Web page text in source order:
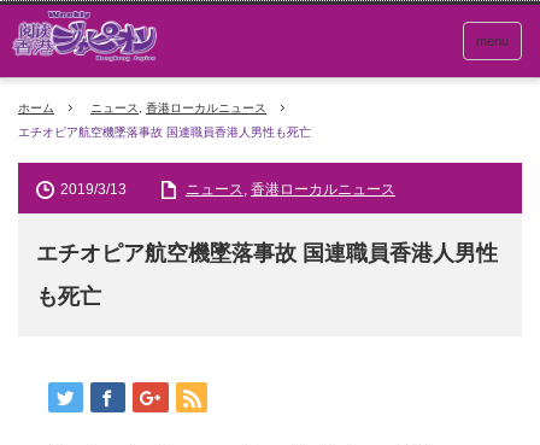
menu
ホーム ニュース
香港ローカルニュース
エチオピア航空機墜落事故 国連職員香港人男性も死亡
2019/3/13 ニュース, 香港ローカルニュース
エチオピア航空機墜落事故 国連職員香港人男性
も死亡